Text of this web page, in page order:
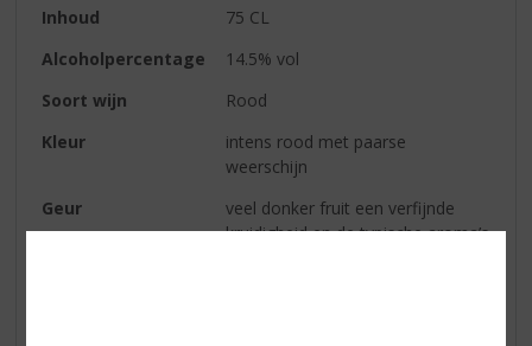
Inhoud
75 CL
Alcoholpercentage
14.5% vol
Soort wijn
Rood
Kleur
intens rood met paarse
weerschijn
Geur
veel donker fruit een verfijnde
kruidigheid en de typische aroma’s